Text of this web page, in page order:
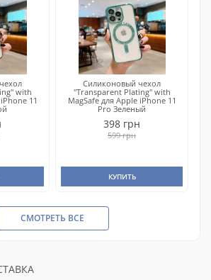
with
11
Силиконовый чехол
"Transparent Plating" with
MagSafe для Apple iPhone 11
Pro Зеленый
398 грн
599 грн
КУПИТЬ
СМОТРЕТЬ ВСЕ